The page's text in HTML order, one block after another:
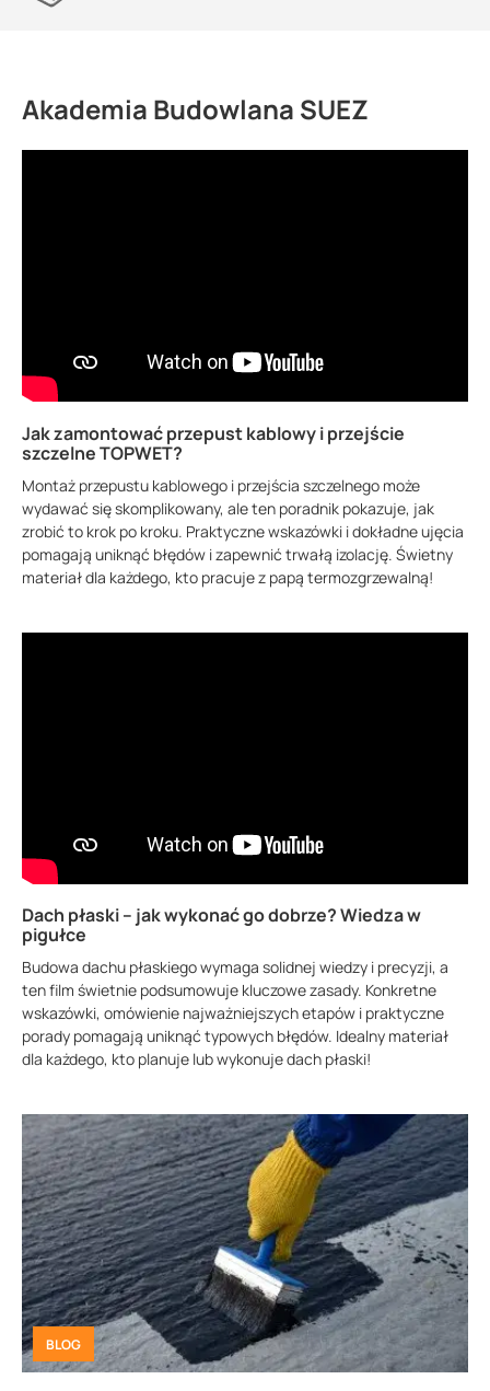
Akademia Budowlana SUEZ
Jak zamontować przepust kablowy i przejście
szczelne TOPWET?
Montaż przepustu kablowego i przejścia szczelnego może
wydawać się skomplikowany, ale ten poradnik pokazuje, jak
zrobić to krok po kroku. Praktyczne wskazówki i dokładne ujęcia
pomagają uniknąć błędów i zapewnić trwałą izolację. Świetny
materiał dla każdego, kto pracuje z papą termozgrzewalną!
Dach płaski – jak wykonać go dobrze? Wiedza w
pigułce
Budowa dachu płaskiego wymaga solidnej wiedzy i precyzji, a
ten film świetnie podsumowuje kluczowe zasady. Konkretne
wskazówki, omówienie najważniejszych etapów i praktyczne
porady pomagają uniknąć typowych błędów. Idealny materiał
dla każdego, kto planuje lub wykonuje dach płaski!
BLOG